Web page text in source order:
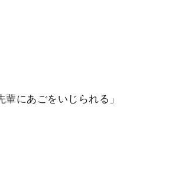
にあごをいじられる」